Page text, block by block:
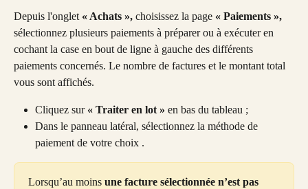
Depuis l'onglet « Achats », choisissez la page « Paiements »,
sélectionnez plusieurs paiements à préparer ou à exécuter en
cochant la case en bout de ligne à gauche des différents
paiements concernés. Le nombre de factures et le montant total
vous sont affichés.
Cliquez sur « Traiter en lot » en bas du tableau ;
Dans le panneau latéral, sélectionnez la méthode de
paiement de votre choix .
Lorsqu’au moins une facture sélectionnée n’est pas